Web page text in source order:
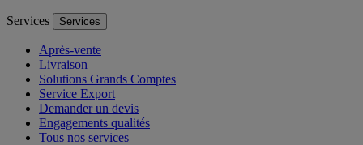
Services Services
Après-vente
Livraison
Solutions Grands Comptes
Service Export
Demander un devis
Engagements qualités
Tous nos services